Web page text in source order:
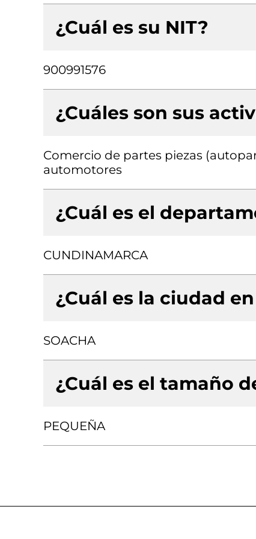
¿Cuál es su NIT?
900991576
¿Cuáles son sus
Comercio de partes piezas
automotores
¿Cuál es el
CUNDINAMARCA
¿Cuál es la ciudad
SOACHA
¿Cuál es el tamaño
PEQUEÑA